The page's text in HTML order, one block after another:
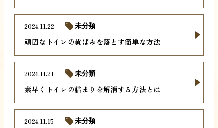
頑固なトイレの黄ばみを落とす簡単な方法
2024.11.22 未分類
素早くトイレの詰まりを解消する方法とは
2024.11.21 未分類
2024.11.15 未分類